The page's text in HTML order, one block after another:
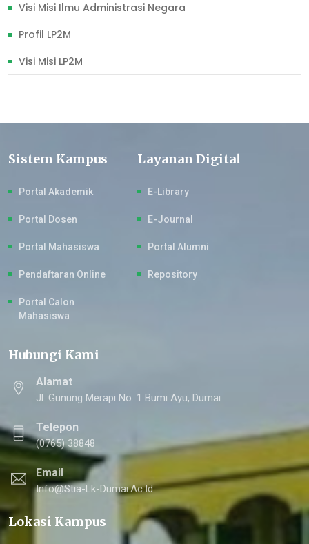
Visi Misi Ilmu Administrasi Negara
Profil LP2M
Visi Misi LP2M
Sistem Kampus
Portal Akademik
Portal Dosen
Portal Mahasiswa
Pendaftaran Online
Portal Calon
Mahasiswa
Layanan Digital
E-Library
E-Journal
Portal Alumni
Repository
Hubungi Kami
Alamat
Jl. Gunung Merapi No. 1 Bumi Ayu, Dumai
Telepon
(0765) 38848
Email
Info@stia-Lk-Dumai.ac.id
Lokasi Kampus